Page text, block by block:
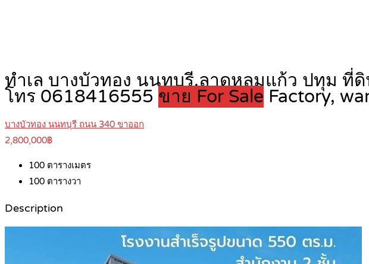
ทำเล บางบัวทอง นนทบุรี,ลาดหลุมแก้ว ปทุม ที่
โทร 0618416555 ขาย For Sale Factory,
บางบัวทอง นนทบุรี ถนน 340 ขาออก
2,800,000฿
100 ตารางเมตร
100 ตารางวา
Description